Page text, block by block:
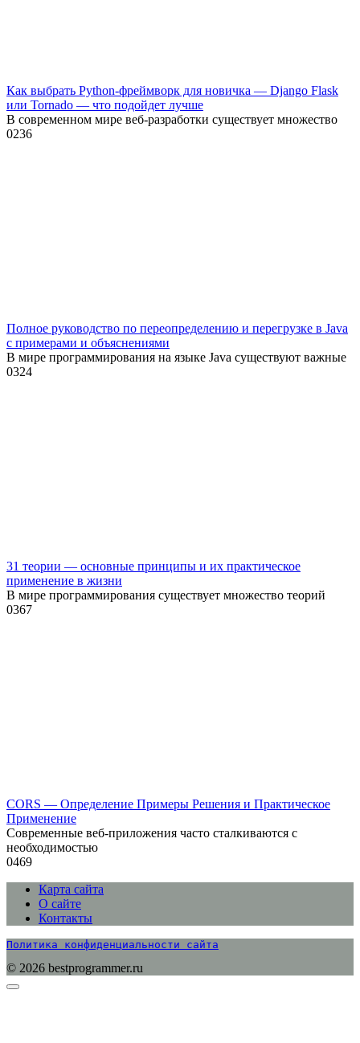
Как выбрать Python-фреймворк для новичка — Django Flask
или Tornado — что подойдет лучше
В современном мире веб-разработки существует множество
0236
Полное руководство по переопределению и перегрузке в Java
с примерами и объяснениями
В мире программирования на языке Java существуют важные
0324
31 теории — основные принципы и их практическое
применение в жизни
В мире программирования существует множество теорий
0367
CORS — Определение Примеры Решения и Практическое
Применение
Современные веб-приложения часто сталкиваются с
необходимостью
0469
Карта сайта
О сайте
Контакты
Политика конфиденциальности сайта
© 2026 bestprogrammer.ru